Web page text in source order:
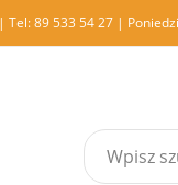
| Tel:89 533 54 27 |